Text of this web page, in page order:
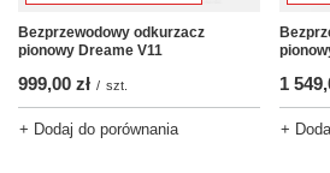
Bezprzewodowy odkurzacz
pionowy Dreame V11
999,00 zł / szt.
+ Dodaj do porównania
1
+